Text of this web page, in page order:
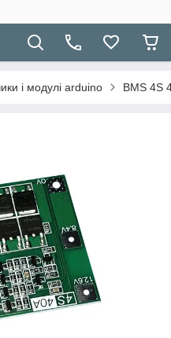
і модулі arduino BMS 4S